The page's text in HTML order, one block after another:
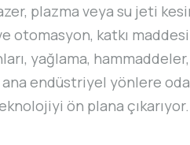
plazma veya su jeti
katkı maddesi
yağlama, hammaddeler,
endüstriyel yönlere
ön plana çıkarıyor.